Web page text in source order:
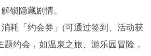
锁隐藏剧情。
耗「约会券」(可通过签到、活动获
题约会，如温泉之旅、游乐园冒险，